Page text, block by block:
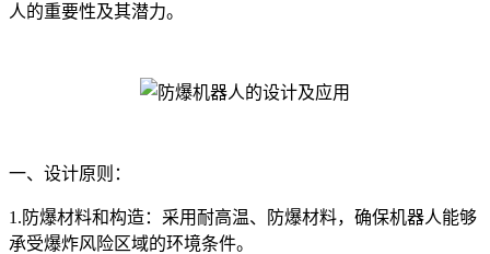
人的重要性及其潜力。
一、设计原则：
1.防爆材料和构造：采用耐高温、防爆材料，确保机器人能够
承受爆炸风险区域的环境条件。